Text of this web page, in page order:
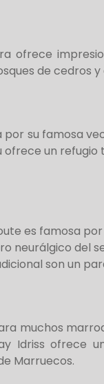
ofrece
de
por su famosa
ofrece un
es famosa
neurálgico del
son un
muchos
Idriss ofrece
Marruecos.